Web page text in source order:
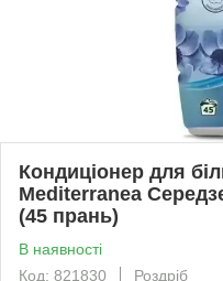
Кондиціонер для
Mediterranea
(45 прань)
В наявності
Код: 821830
Роздріб